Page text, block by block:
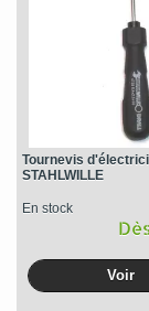
Tournevis
STAHLWILLE
En stock
Voir